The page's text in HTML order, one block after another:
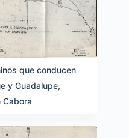
que conducen
y Guadalupe,